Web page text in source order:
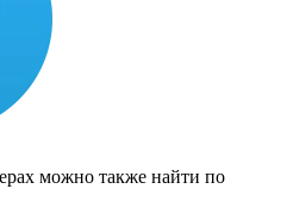
можно также найти по